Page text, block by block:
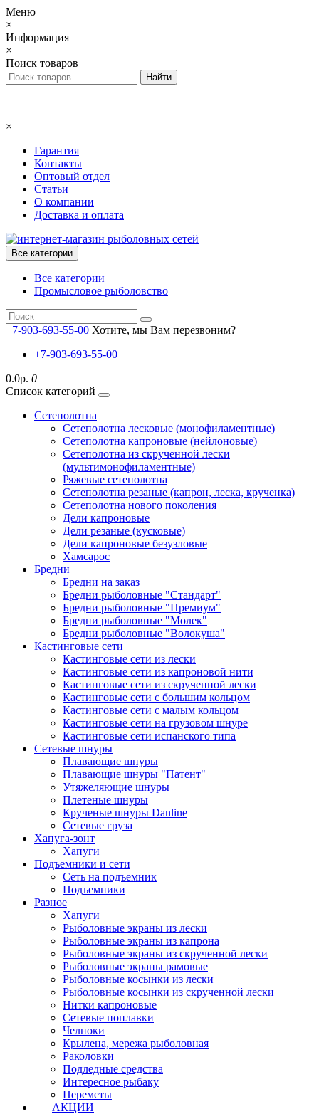
Меню
×
Информация
×
Поиск товаров
×
Гарантия
Контакты
Оптовый отдел
Статьи
О компании
Доставка и оплата
Все категории
Все категории
Промысловое рыболовство
+7-903-693-55-00 Хотите, мы Вам перезвоним?
+7-903-693-55-00
0.0р. 0
Список категорий
Сетеполотна
Сетеполотна лесковые (монофиламентные)
Сетеполотна капроновые (нейлоновые)
Сетеполотна из скрученной лески
(мультимонофиламентные)
Ряжевые сетеполотна
Сетеполотна резаные (капрон, леска, крученка)
Сетеполотна нового поколения
Дели капроновые
Дели резаные (кусковые)
Дели капроновые безузловые
Хамсарос
Бредни
Бредни на заказ
Бредни рыболовные "Стандарт"
Бредни рыболовные "Премиум"
Бредни рыболовные "Молек"
Бредни рыболовные "Волокуша"
Кастинговые сети
Кастинговые сети из лески
Кастинговые сети из капроновой нити
Кастинговые сети из скрученной лески
Кастинговые сети с большим кольцом
Кастинговые сети с малым кольцом
Кастинговые сети на грузовом шнуре
Кастинговые сети испанского типа
Сетевые шнуры
Плавающие шнуры
Плавающие шнуры "Патент"
Утяжеляющие шнуры
Плетеные шнуры
Крученые шнуры Danline
Сетевые груза
Хапуга-зонт
Хапуги
Подъемники и сети
Сеть на подъемник
Подъемники
Разное
Хапуги
Рыболовные экраны из лески
Рыболовные экраны из капрона
Рыболовные экраны из скрученной лески
Рыболовные экраны рамовые
Рыболовные косынки из лески
Рыболовные косынки из скрученной лески
Нитки капроновые
Сетевые поплавки
Челноки
Крылена, мережа рыболовная
Раколовки
Подледные средства
Интересное рыбаку
Переметы
АКЦИИ